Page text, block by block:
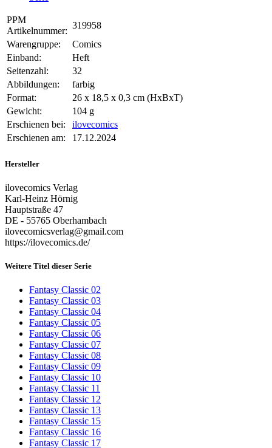
PPM
Artikelnummer:
319958
Warengruppe:
Comics
Einband:
Heft
Seitenzahl:
32
Abbildungen:
farbig
Format:
26 x 18,5 x 0,3 cm (HxBxT)
Gewicht:
104 g
Erschienen bei:
ilovecomics
Erschienen am:
17.12.2024
Hersteller
ilovecomics Verlag
Karl-Heinz Hörnig
Hauptstraße 47
DE - 55765 Oberhambach
ilovecomicsverlag@gmail.com
https://ilovecomics.de/
Weitere Titel dieser Serie
Fantasy Classic 02
Fantasy Classic 03
Fantasy Classic 04
Fantasy Classic 05
Fantasy Classic 06
Fantasy Classic 07
Fantasy Classic 08
Fantasy Classic 09
Fantasy Classic 10
Fantasy Classic 11
Fantasy Classic 12
Fantasy Classic 13
Fantasy Classic 15
Fantasy Classic 16
Fantasy Classic 17